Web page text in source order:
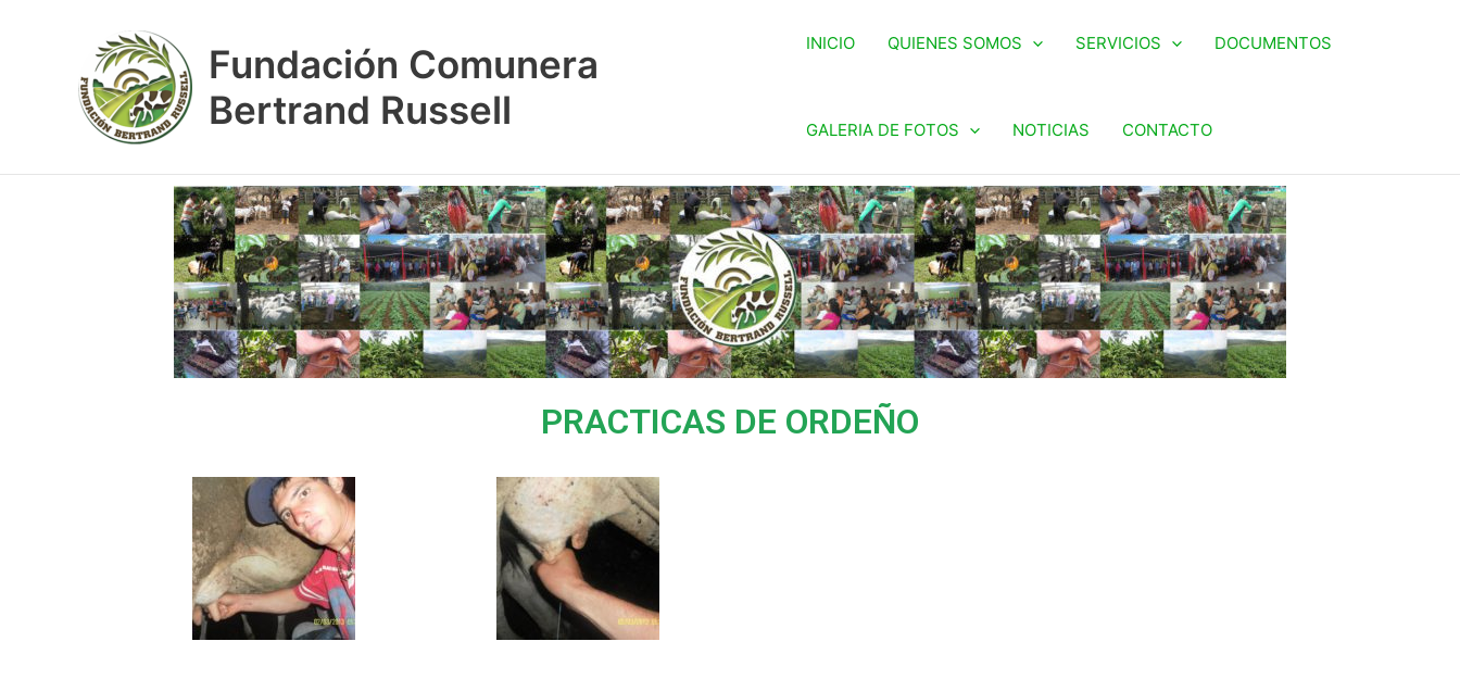
Fundación Comunera
Bertrand Russell
INICIO QUIENES SOMOS SERVICIOS DOCUMENTOS
GALERIA DE FOTOS NOTICIAS CONTACTO
PRACTICAS DE ORDEÑO